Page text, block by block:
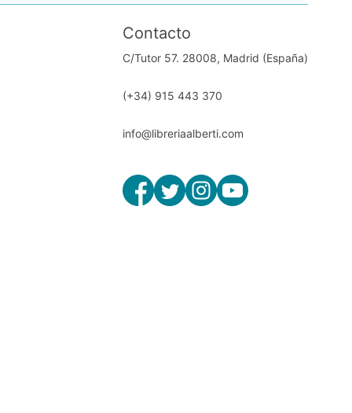
Contacto
C/Tutor 57. 28008, Madrid (España)
(+34) 915 443 370
info@libreriaalberti.com